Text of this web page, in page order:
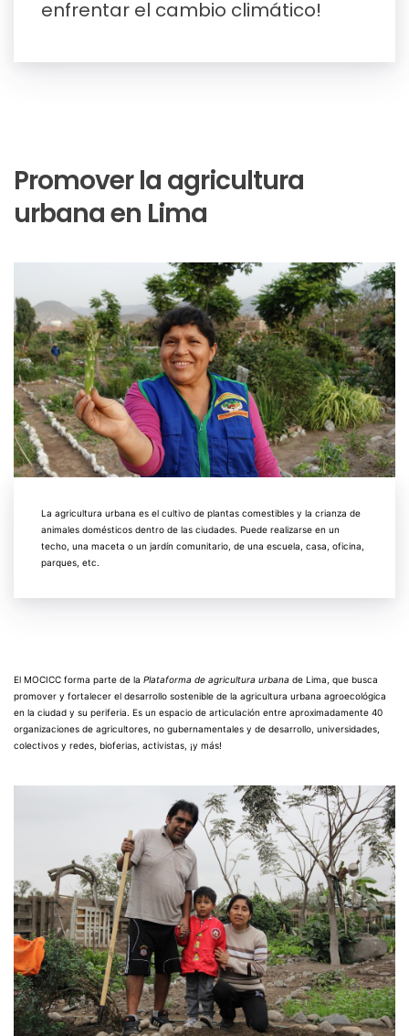
enfrentar el cambio climático!
Promover la agricultura
urbana en Lima
La agricultura urbana es el cultivo de plantas comestibles y la crianza de
animales domésticos dentro de las ciudades. Puede realizarse en un
techo, una maceta o un jardín comunitario, de una escuela, casa, oficina,
parques, etc.
El MOCICC forma parte de la Plataforma de agricultura urbana de Lima, que busca
promover y fortalecer el desarrollo sostenible de la agricultura urbana agroecológica
en la ciudad y su periferia. Es un espacio de articulación entre aproximadamente 40
organizaciones de agricultores, no gubernamentales y de desarrollo, universidades,
colectivos y redes, bioferias, activistas, ¡y más!